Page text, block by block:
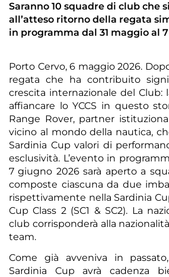
Saranno 10 squadre di club che
all’atteso ritorno della regata
in programma dal 31 maggio al
Porto Cervo, 6 maggio 2026.
regata che ha contribuito
crescita internazionale del Club:
affiancare lo YCCS in questo
Range Rover, partner
vicino al mondo della nautica,
Sardinia Cup valori di
esclusività. L’evento in
7 giugno 2026 sarà aperto a
composte ciascuna da due
rispettivamente nella Sardinia
Cup Class 2 (SC1 & SC2). La
club corrisponderà alla
team.
Come già avveniva in
Sardinia Cup avrà cadenza